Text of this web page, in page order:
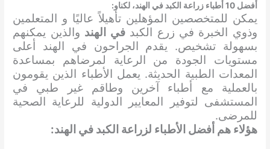
أفضل 10 أطباء زراعة الكبدفي الهند، لكناو:
يمكن للمتخصصين المؤهلين تأهيلاً عاليًا و المتعلمين
وذوي الخبرة في زرع الكبدفي الهند والذين يمكنهم
بسهولة تشخيص. يقدم الجراحون في الهند أعلى
مستويات الجودة من الرعاية لمرضاهم بمساعدة
المعدات الطبية الحديثة. يعمل الأطباء الذين يقومون
بالعملية مع أطباء آخرين وطاقم غير طبي في
المستشفى لتوفير المعايير الدولية للرعاية الصحية
للمرضى.
هؤلاء هم أفضل الأطباء لزراعة الكبد في الهند: